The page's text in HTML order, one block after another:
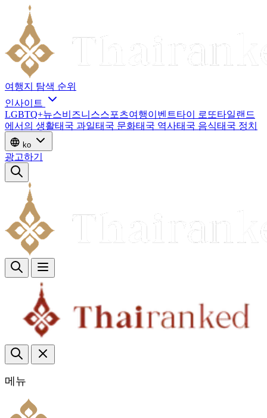
여행지 탐색 순위
인사이트
LGBTQ+뉴스비즈니스스포츠여행이벤트타이 로또타일랜드
에서의 생활태국 과일태국 문화태국 역사태국 음식태국 정치
ko
광고하기
메뉴